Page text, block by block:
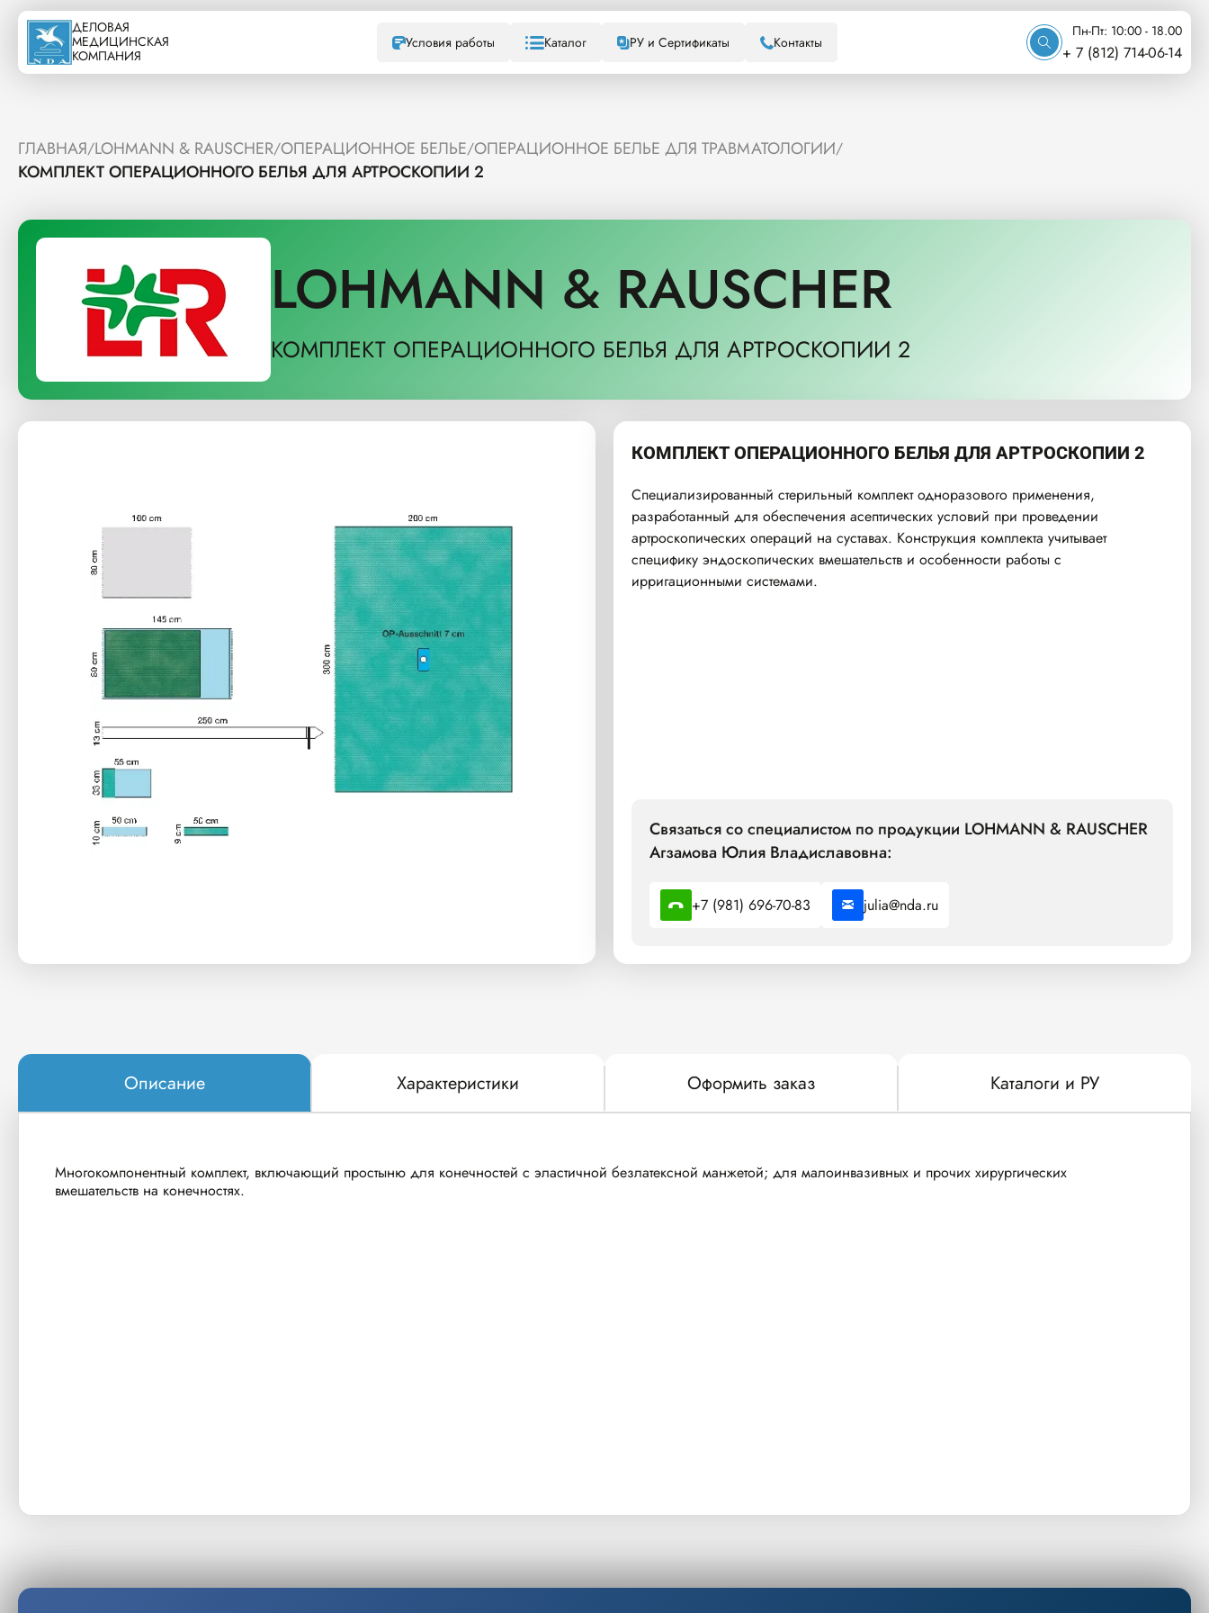
ДЕЛОВАЯ
МЕДИЦИНСКАЯ
КОМПАНИЯ
Условия работы Каталог РУ и Сертификаты Контакты
Пн-Пт: 10:00 - 18.00
+ 7 (812) 714-06-14
ГЛАВНАЯ/LOHMANN & RAUSCHER/ОПЕРАЦИОННОЕ БЕЛЬЕ/ОПЕРАЦИОННОЕ БЕЛЬЕ ДЛЯ ТРАВМАТОЛОГИИ/
КОМПЛЕКТ ОПЕРАЦИОННОГО БЕЛЬЯ ДЛЯ АРТРОСКОПИИ 2
LOHMANN & RAUSCHER
КОМПЛЕКТ ОПЕРАЦИОННОГО БЕЛЬЯ ДЛЯ АРТРОСКОПИИ 2
КОМПЛЕКТ ОПЕРАЦИОННОГО БЕЛЬЯ ДЛЯ АРТРОСКОПИИ 2
Специализированный стерильный комплект одноразового применения,
разработанный для обеспечения асептических условий при проведении
артроскопических операций на суставах. Конструкция комплекта учитывает
специфику эндоскопических вмешательств и особенности работы с
ирригационными системами.
Связаться со специалистом по продукции LOHMANN & RAUSCHER
Агзамова Юлия Владиславовна:
+7 (981) 696-70-83 julia@nda.ru
Описание Характеристики Оформить заказ Каталоги и РУ
Многокомпонентный комплект, включающий простыню для конечностей с эластичной безлатексной манжетой; для малоинвазивных и прочих хирургических
вмешательств на конечностях.